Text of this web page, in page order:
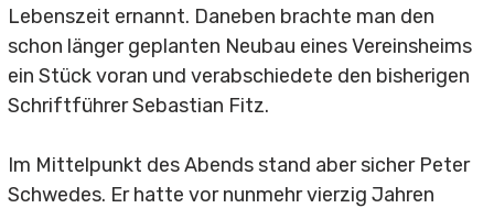
Kontakt
Südstahl Arena
Sportversicherung
Lebenszeit ernannt. Daneben brachte man den
schon länger geplanten Neubau eines Vereinsheims
ein Stück voran und verabschiedete den bisherigen
Schriftführer Sebastian Fitz.
Im Mittelpunkt des Abends stand aber sicher Peter
Schwedes. Er hatte vor nunmehr vierzig Jahren